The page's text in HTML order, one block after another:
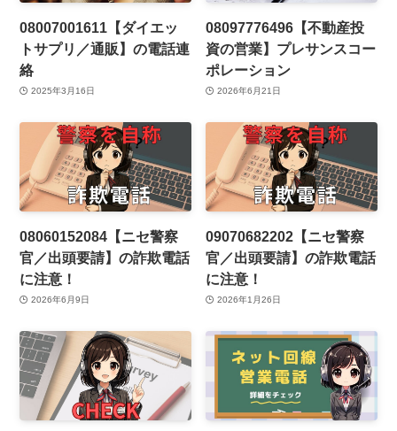
08007001611【ダイエッ
トサプリ／通販】の電話連
絡
2025年3月16日
08097776496【不動産投
資の営業】プレサンスコー
ポレーション
2026年6月21日
08060152084【ニセ警察
官／出頭要請】の詐欺電話
に注意！
2026年6月9日
09070682202【ニセ警察
官／出頭要請】の詐欺電話
に注意！
2026年1月26日